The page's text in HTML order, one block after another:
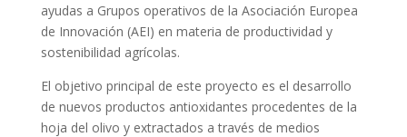
ayudas a Grupos operativos de la Asociación Europea
de Innovación (AEI) en materia de productividad y
sostenibilidad agrícolas.
El objetivo principal de este proyecto es el desarrollo
de nuevos productos antioxidantes procedentes de la
hoja del olivo y extractados a través de medios